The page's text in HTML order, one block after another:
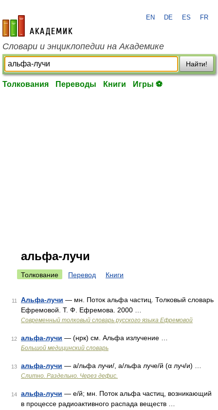
academic.ru
EN DE ES FR
Словари и энциклопедии на Академике
Найти!
Толкования Переводы Книги Игры ⚽
альфа-лучи
Толкование Перевод Книги
11 Альфа-лучи — мн. Поток альфа частиц. Толковый словарь
Ефремовой. Т. Ф. Ефремова. 2000 …
Современный толковый словарь русского языка Ефремовой
12 альфа-лучи — (нрк) см. Альфа излучение …
Большой медицинский словарь
13 альфа-лучи — а/льфа лучи/, а/льфа луче/й (α луч/и) …
Слитно. Раздельно. Через дефис.
14 альфа-лучи — е/й; мн. Поток альфа частиц, возникающий
в процессе радиоактивного распада веществ …